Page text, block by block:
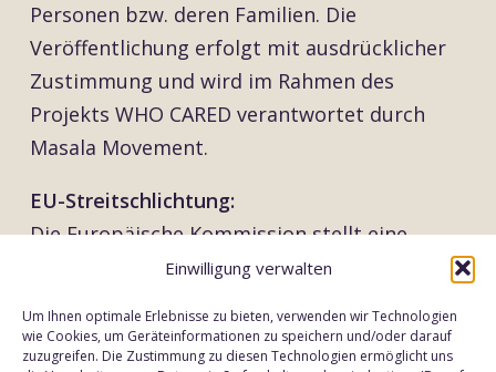
Einwilligung verwalten
Um Ihnen optimale Erlebnisse zu bieten, verwenden wir Technologien
wie Cookies, um Geräteinformationen zu speichern und/oder darauf
zuzugreifen. Die Zustimmung zu diesen Technologien ermöglicht uns
Personen bzw. deren Familien. Die
Veröffentlichung erfolgt mit ausdrücklicher
Zustimmung und wird im Rahmen des
Projekts WHO CARED verantwortet durch
Masala Movement.
EU-Streitschlichtung:
Die Europäische Kommission stellt eine
Plattform zur Online-Streitbeilegung (OS)